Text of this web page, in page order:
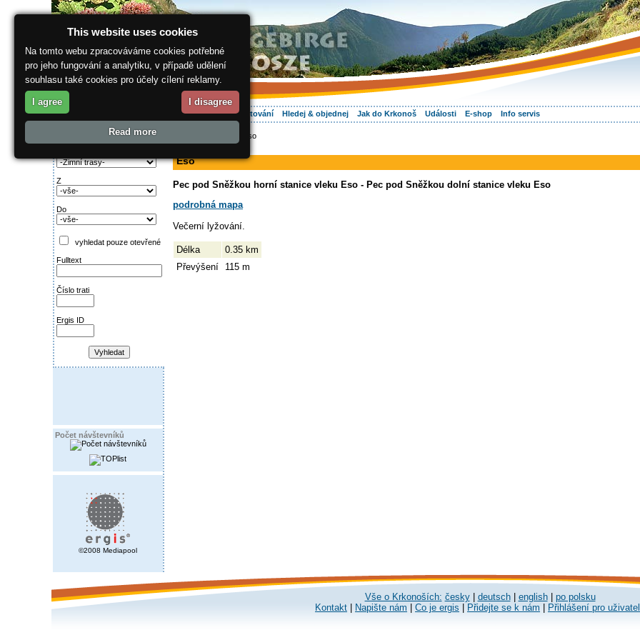
O regionu Vaše dovolená Ubytování Hledej & objednej Jak do Krkonoš Události E-shop Info servis
Najděte si:
Z
Do
vyhledat pouze otevřené
Fulltext
Číslo trati
Ergis ID
Počet návštevníků
©2008 Mediapool
> Eso
Eso
Pec pod Sněžkou horní stanice vleku Eso - Pec pod Sněžkou dolní stanice vleku Eso
podrobná mapa
Večerní lyžování.
Délka
0.35 km
Převýšení
115 m
Vše o Krkonoších: česky| deutsch| english| po polsku
Kontakt
Napište nám Co je ergis Přidejte se k nám Přihlášení pro
This website uses cookies
Na tomto webu zpracováváme cookies potřebné
pro jeho fungování a analytiku, v případě udělení
souhlasu také cookies pro účely cílení reklamy.
I agree I disagree
Read more